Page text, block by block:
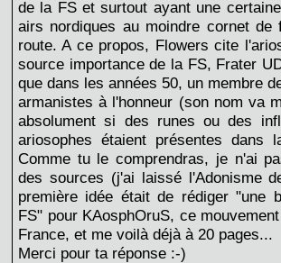
de la FS et surtout ayant une
airs nordiques au moindre cornet
route. A ce propos, Flowers cite
source importance de la FS, Frater
que dans les années 50, un membre
armanistes à l'honneur (son nom va
absolument si des runes ou des
ariosophes étaient présentes dans
Comme tu le comprendras, je n'ai
des sources (j'ai laissé l'Adonisme
première idée était de rédiger "une
FS" pour KAosphOruS, ce
France, et me voilà déjà à 20 pages...
Merci pour ta réponse :-)